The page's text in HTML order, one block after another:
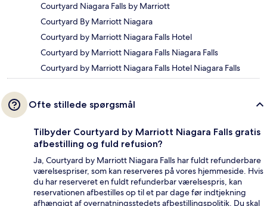
Courtyard Niagara Falls by Marriott
Courtyard By Marriott Niagara
Courtyard by Marriott Niagara Falls Hotel
Courtyard by Marriott Niagara Falls Niagara Falls
Courtyard by Marriott Niagara Falls Hotel Niagara Falls
Ofte stillede spørgsmål
Tilbyder Courtyard by Marriott Niagara Falls gratis
afbestilling og fuld refusion?
Ja, Courtyard by Marriott Niagara Falls har fuldt refunderbare
værelsespriser, som kan reserveres på vores hjemmeside. Hvis
du har reserveret en fuldt refunderbar værelsespris, kan
reservationen afbestilles op til et par dage før indtjekning
afhængigt af overnatningsstedets afbestillingspolitik. Du skal